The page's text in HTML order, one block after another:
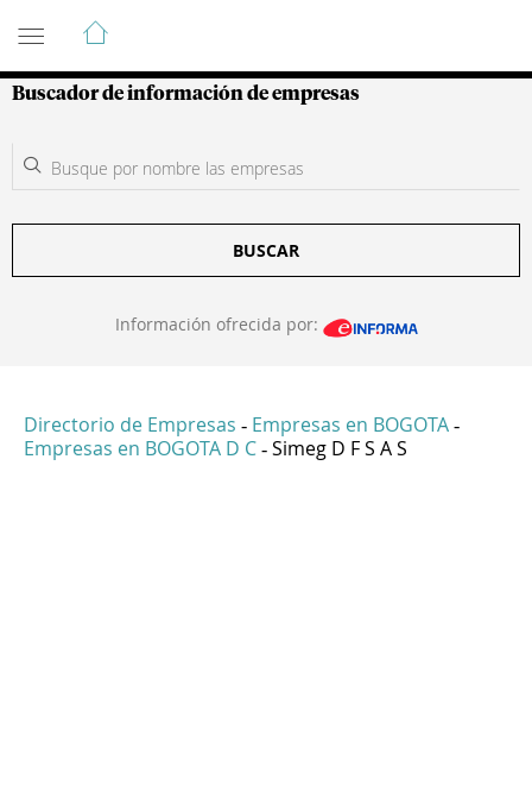
Guía de Empresas Colombianas
Buscador de información de empresas
BUSCAR
Información ofrecida por:
Directorio de Empresas - Empresas en BOGOTA -
Empresas en BOGOTA D C - Simeg D F S A S